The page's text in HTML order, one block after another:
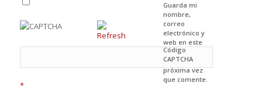
Guarda mi
nombre,
correo
electrónico y
web en este
navegador
para la
próxima vez
que comente.
Código
CAPTCHA
*